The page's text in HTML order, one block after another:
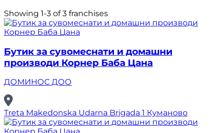
Showing 1-3 of 3 franchises
Бутик за сувомеснати и домашни
производи Корнер Баба Цана
ДОМИНОС ДОО
Treta Makedonska Udarna Brigada 1 Куманово